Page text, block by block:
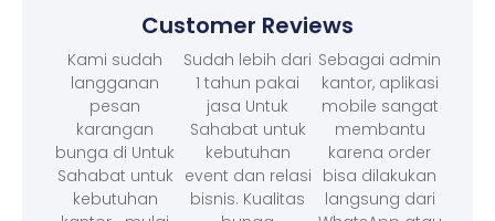
Customer Reviews
Kami sudah
langganan
pesan
karangan
bunga di Untuk
Sahabat untuk
kebutuhan
Sudah lebih dari
1 tahun pakai
jasa Untuk
Sahabat untuk
kebutuhan
event dan relasi
bisnis. Kualitas
Sebagai admin
kantor, aplikasi
mobile sangat
membantu
karena order
bisa dilakukan
langsung dari